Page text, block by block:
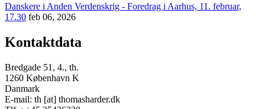
Danskere i Anden Verdenskrig - Foredrag i Aarhus, 11. februar,
17.30 feb 06, 2026
Kontaktdata
Bredgade 51, 4., th.
1260 København K
Danmark
E-mail: th [at] thomasharder.dk